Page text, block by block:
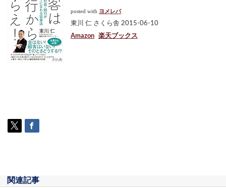
posted with ヨメレバ
東川 仁 さくら舎 2015-06-10
Amazon
楽天ブックス
関連記事